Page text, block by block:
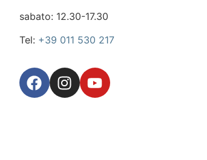
sabato: 12.30-17.30
Tel: +39 011 530 217